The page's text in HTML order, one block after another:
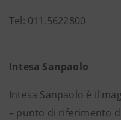
Tel: 011.5622800
Intesa Sanpaolo
Intesa Sanpaolo è il
– punto di riferimento